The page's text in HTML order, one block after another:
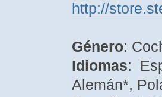
http://
Género:
Idiomas:
Alemán*,